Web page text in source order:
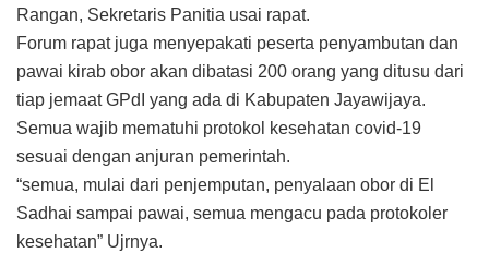
Rangan, Sekretaris Panitia usai rapat.
Forum rapat juga menyepakati peserta penyambutan dan
pawai kirab obor akan dibatasi 200 orang yang ditusu dari
tiap jemaat GPdI yang ada di Kabupaten Jayawijaya.
Semua wajib mematuhi protokol kesehatan covid-19
sesuai dengan anjuran pemerintah.
“semua, mulai dari penjemputan, penyalaan obor di El
Sadhai sampai pawai, semua mengacu pada protokoler
kesehatan” Ujrnya.